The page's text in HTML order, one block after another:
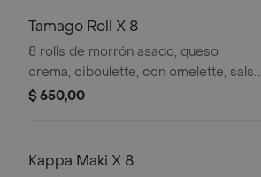
Tamago Roll X 8
8 rolls de morrón asado, queso
crema, ciboulette, con omelette, salsa
de soja, wasabi, jengibre, palitos.
$ 650,00
Kappa Maki X 8